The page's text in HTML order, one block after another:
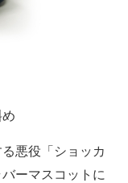
悪役「ショッカ
ーマスコットに